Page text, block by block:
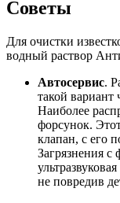
Советы
Для очистки
водный раствор
Автосервис.
такой вариант
Наиболее
форсунок.
клапан, с его
Загрязнения с
не повредив